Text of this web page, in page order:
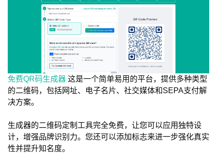
免费QR码生成器 这是一个简单易用的平台，提供多种类型
的二维码，包括网址、电子名片、社交媒体和SEPA支付解
决方案。
生成器的二维码定制工具完全免费，让您可以应用独特设
计，增强品牌识别力。您还可以添加标志来进一步强化真实
性并提升知名度。